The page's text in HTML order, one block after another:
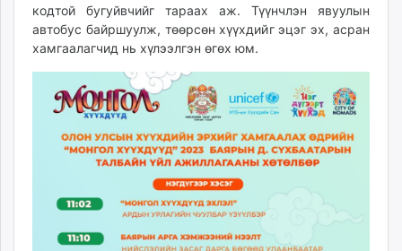
tumen.mn
shuum.mn
times.mn
mass.mn
assa.mn
paparazzi.mn
unread.today
кодтой бугуйвчийг тараах аж. Түүнчлэн явуулын
автобус байршуулж, төөрсөн хүүхдийг эцэг эх, асран
хамгаалагчид нь хүлээлгэн өгөх юм.